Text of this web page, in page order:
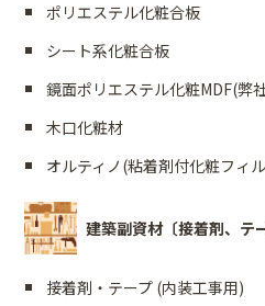
ポリエステル化粧合板
シート系化粧合板
鏡面ポリエステル化粧MDF(弊
木口化粧材
オルティノ(粘着剤付化粧フィ
建築副資材〔接着剤、テ
接着剤・テープ (内装工事用)